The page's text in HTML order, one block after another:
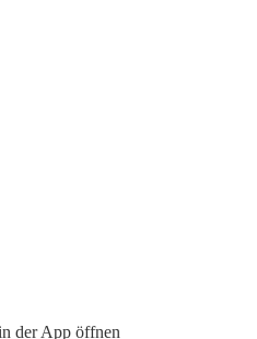
der App öffnen